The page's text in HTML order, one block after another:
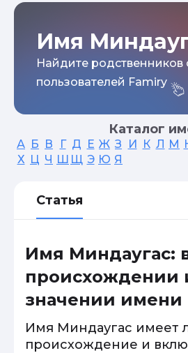
Имя
Найдите родственников
пользователей Famiry
Каталог
А Б В Г Д Е Ж З И К Л М
Х Ц Ч Ш Щ Э Ю Я
Статья
Имя Миндаугас:
происхождении
значении имени
Имя Миндаугас имеет
происхождение и